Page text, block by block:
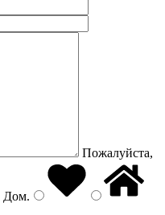
Пожалуйста,
Дом.